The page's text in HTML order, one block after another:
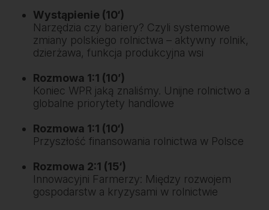
Wystąpienie (10‘)
Narzędzia czy bariery? Czyli systemowe
zmiany polskiego rolnictwa – aktywny rolnik,
dzierżawa, funkcja produkcyjna wsi
Rozmowa 1:1 (10’)
Koniec WPR jaką znaliśmy. Unijne rolnictwo a
globalne priorytety handlowe
Rozmowa 1:1 (10‘)
Przyszłość finansowania rolnictwa w Polsce
Rozmowa 2:1 (15‘)
Innowacyjni Farmerzy: Między rozwojem
gospodarstw a kryzysami w rolnictwie